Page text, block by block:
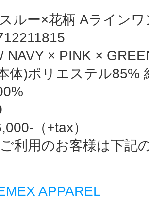
ルー×花柄 Aライン
NAVY × PINK ×
体)ポリエステル85%
（+tax）
利用のお客様は下記
APPAREL